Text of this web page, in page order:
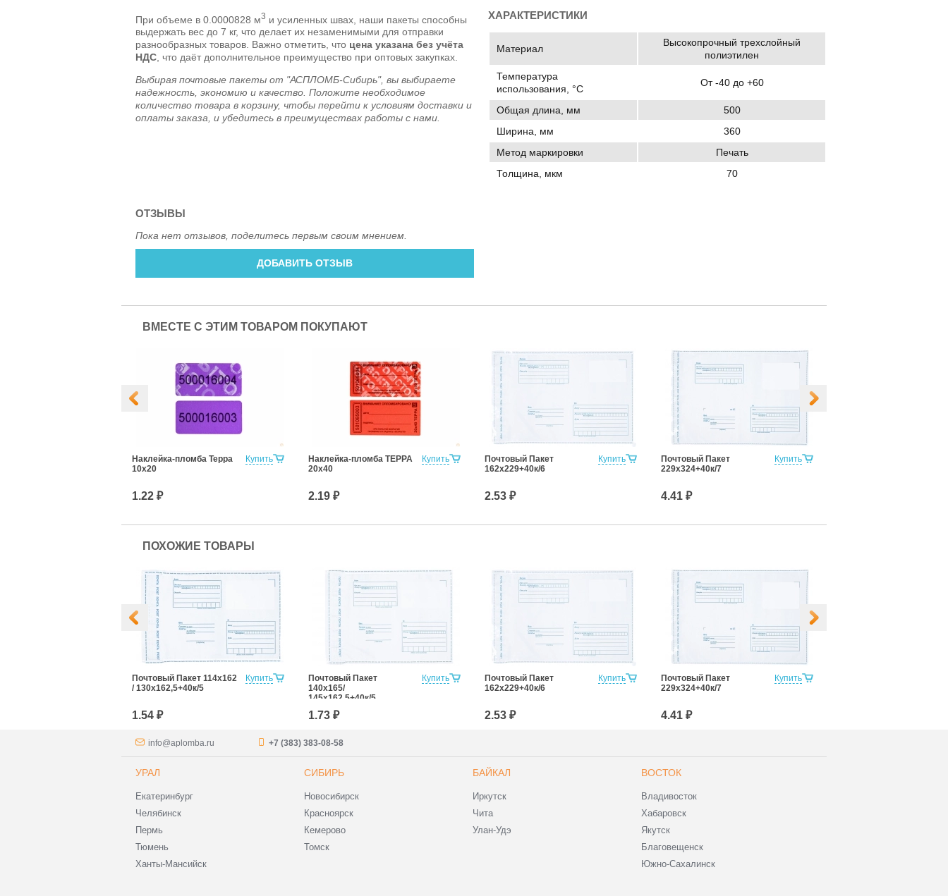
При объеме в 0.0000828 м3 и усиленных швах, наши пакеты способны
выдержать вес до 7 кг, что делает их незаменимыми для отправки
разнообразных товаров. Важно отметить, что цена указана без учёта
НДС, что даёт дополнительное преимущество при оптовых закупках.
Выбирая почтовые пакеты от "АСПЛОМБ-Сибирь", вы выбираете
надежность, экономию и качество. Положите необходимое
количество товара в корзину, чтобы перейти к условиям доставки и
оплаты заказа, и убедитесь в преимуществах работы с нами.
ХАРАКТЕРИСТИКИ
Материал
Высокопрочный трехслойный
полиэтилен
Температура
использования, °C
От -40 до +60
Общая длина, мм
500
Ширина, мм
360
Метод маркировки
Печать
Толщина, мкм
70
ОТЗЫВЫ
Пока нет отзывов, поделитесь первым своим мнением.
ДОБАВИТЬ ОТЗЫВ
ВМЕСТЕ С ЭТИМ ТОВАРОМ ПОКУПАЮТ
Купить
Наклейка-пломба Терра
10х20
1.22 ₽
Купить
Наклейка-пломба ТЕРРА
20х40
2.19 ₽
Купить
Почтовый Пакет
162х229+40к/6
2.53 ₽
Купить
Почтовый Пакет
229х324+40к/7
4.41 ₽
ПОХОЖИЕ ТОВАРЫ
Купить
Почтовый Пакет 114х162
/ 130x162,5+40к/5
1.54 ₽
Купить
Почтовый Пакет
140х165/
145x162,5+40к/5
1.73 ₽
Купить
Почтовый Пакет
162х229+40к/6
2.53 ₽
Купить
Почтовый Пакет
229х324+40к/7
4.41 ₽
info@aplomba.ru +7 (383) 383-08-58
УРАЛ
Екатеринбург
Челябинск
Пермь
Тюмень
Ханты-Мансийск
СИБИРЬ
Новосибирск
Красноярск
Кемерово
Томск
БАЙКАЛ
Иркутск
Чита
Улан-Удэ
ВОСТОК
Владивосток
Хабаровск
Якутск
Благовещенск
Южно-Сахалинск